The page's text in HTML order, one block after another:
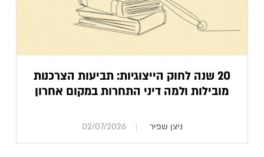
20 שנה לחוק הייצוגיות: תביעות הצרכנות
מובילות ולמה דיני התחרות במקום אחרון
ניצן שפיר 02/07/2026